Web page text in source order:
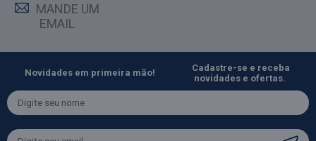
MANDE UM
EMAIL
Novidades em primeira mão!
Cadastre-se e receba
novidades e ofertas.